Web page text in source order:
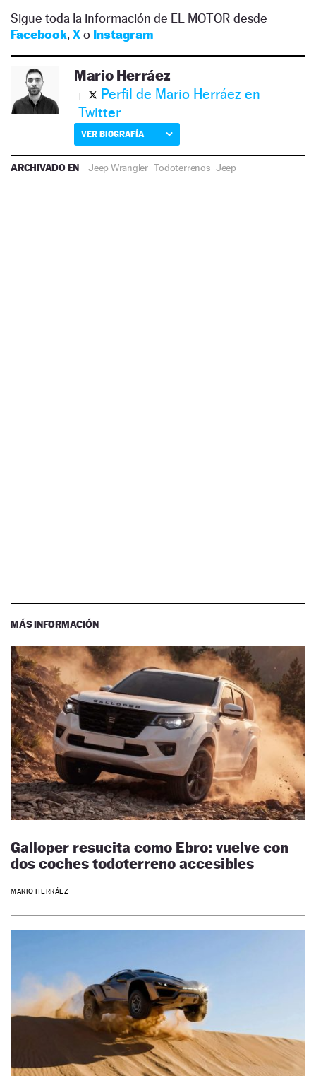
Sigue toda la información de EL MOTOR desde
Facebook, Xo Instagram
Mario Herráez
Perfil de Mario Herráez en
Twitter
VER BIOGRAFÍA
ARCHIVADO EN Jeep Wrangler ·Todoterrenos·Jeep
MÁS INFORMACIÓN
Galloper resucita como Ebro: vuelve con
dos coches todoterreno accesibles
MARIO HERRÁEZ